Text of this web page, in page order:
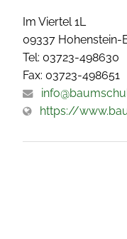
Im Viertel 1L
09337 Hohenstein-
Tel: 03723-498630
Fax: 03723-498651
https://